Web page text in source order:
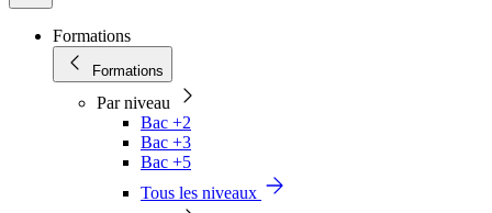
Formations
Formations
Par niveau
Bac +2
Bac +3
Bac +5
Tous les niveaux